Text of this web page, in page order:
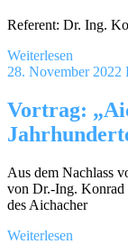
Referent: Dr. Ing.
Weiterlesen
28. November 2022
Vortrag:
Aus dem Nachlass
von Dr.-Ing. Konrad
des Aichacher
Weiterlesen